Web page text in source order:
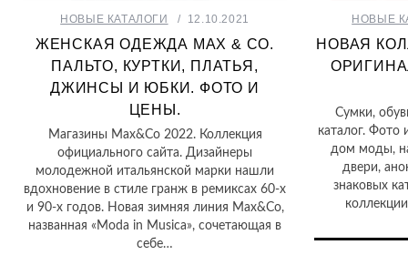
НОВЫЕ КАТАЛОГИ 12.10.2021
ЖЕНСКАЯ ОДЕЖДА MAX & CO.
ПАЛЬТО, КУРТКИ, ПЛАТЬЯ,
ДЖИНСЫ И ЮБКИ. ФОТО И
ЦЕНЫ.
Магазины Max&Co 2022. Коллекция
официального сайта. Дизайнеры
молодежной итальянской марки нашли
вдохновение в стиле гранж в ремиксах 60-х
и 90-х годов. Новая зимняя линия Max&Co,
названная «Moda in Musica», сочетающая в
себе…
НОВЫЕ
НОВАЯ
Сумки,
каталог. Фото
дом моды,
двери,
знаковых